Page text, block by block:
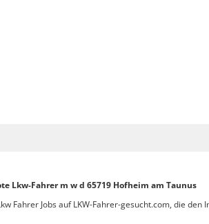
Lkw-Fahrer m w d 65719 Hofheim am Taunus
Fahrer Jobs auf LKW-Fahrer-gesucht.com, die